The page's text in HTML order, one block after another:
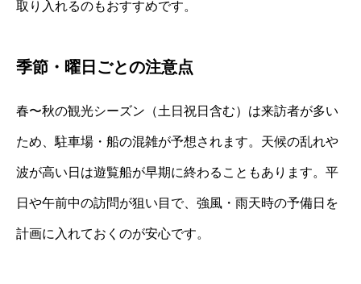
取り入れるのもおすすめです。
季節・曜日ごとの注意点
春〜秋の観光シーズン（土日祝日含む）は来訪者が多い
ため、駐車場・船の混雑が予想されます。天候の乱れや
波が高い日は遊覧船が早期に終わることもあります。平
日や午前中の訪問が狙い目で、強風・雨天時の予備日を
計画に入れておくのが安心です。